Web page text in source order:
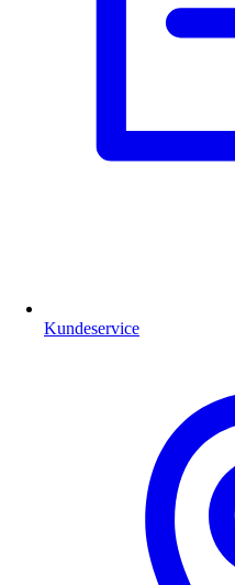
Kundeservice